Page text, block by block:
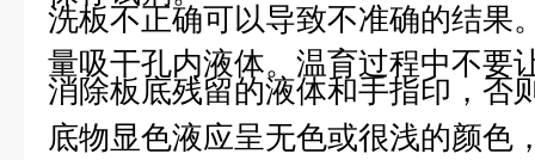
洗板不正确可以导致不准确的结果
量吸干孔内液体。温育过程中不要
消除板底残留的液体和手指印，否
底物显色液应呈无色或很浅的颜色